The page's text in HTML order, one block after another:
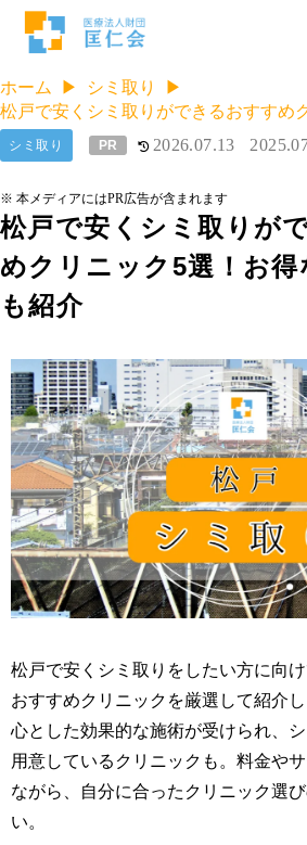
ホーム
シミ取り
松戸で安くシミ取りができるおすすめ
松戸で安くシミ取りが
めクリニック5選！お得
も紹介
2026.07.13
シミ取り PR
※ 本メディアにはPR広告が含まれます
松戸で安くシミ取りをしたい方に向
おすすめクリニックを厳選して紹介
心とした効果的な施術が受けられ、
用意しているクリニックも。料金や
ながら、自分に合ったクリニック選
い。